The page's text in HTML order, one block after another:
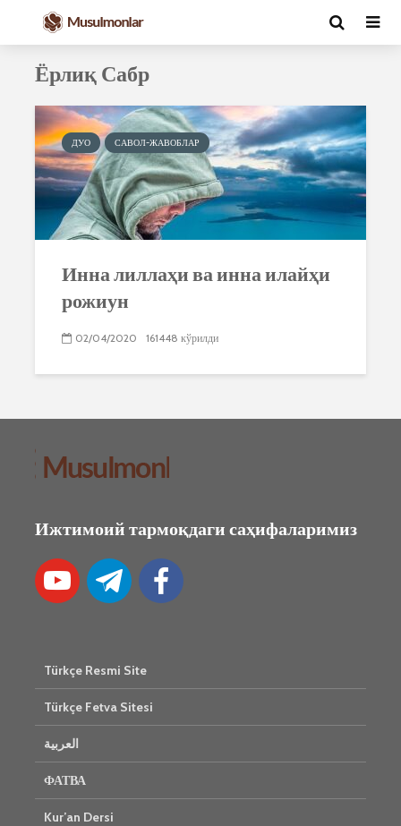
Ёрлиқ Сабр
ДУО САВОЛ-ЖАВОБЛАР
Инна лиллаҳи ва инна илайҳи
рожиун
02/04/2020 161448 кўрилди
Ижтимоий тармоқдаги саҳифаларимиз
Türkçe Resmi Site
Türkçe Fetva Sitesi
العربية
ФАТВА
Kur’an Dersi